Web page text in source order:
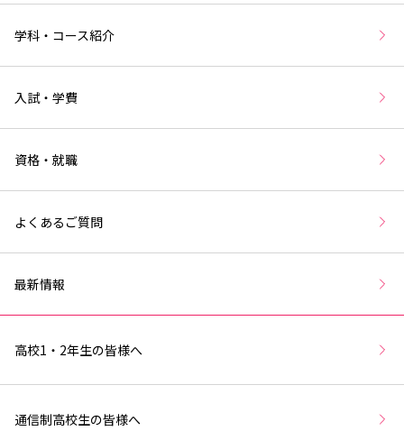
学科・コース紹介
入試・学費
資格・就職
よくあるご質問
最新情報
高校1・2年生の皆様へ
通信制高校生の皆様へ